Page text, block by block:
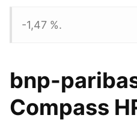
-1,47 %.
bnp-
Compass